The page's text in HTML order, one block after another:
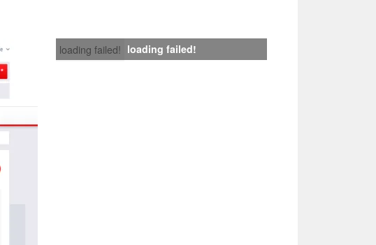
loading failed! loading failed!